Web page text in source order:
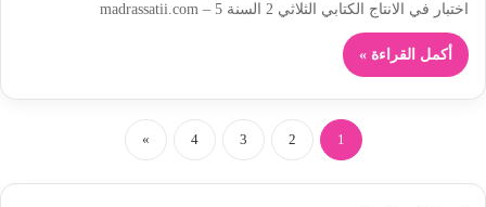
اختبار في الانتاج الكتابي الثلاثي 2 السنة 5 – madrassatii.com
أكمل القراءة »
1
2
3
4
»